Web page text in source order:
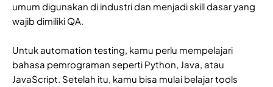
umum digunakan di industri dan menjadi skill dasar yang
wajib dimiliki QA.
Untuk automation testing, kamu perlu mempelajari
bahasa pemrograman seperti Python, Java, atau
JavaScript. Setelah itu, kamu bisa mulai belajar tools